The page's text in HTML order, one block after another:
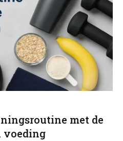
met de
voeding